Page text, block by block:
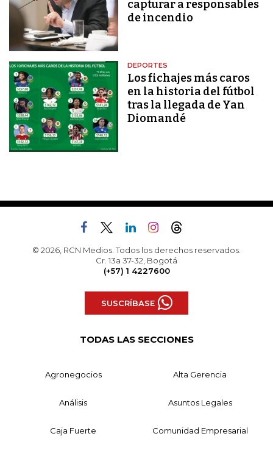
capturar a responsables
de incendio
DEPORTES
Los fichajes más caros
en la historia del fútbol
tras la llegada de Yan
Diomandé
© 2026, RCN Medios. Todos los derechos reservados.
Cr. 13a 37-32, Bogotá
(+57) 1 4227600
SUSCRÍBASE
TODAS LAS SECCIONES
Agronegocios Alta Gerencia
Análisis Asuntos Legales
Caja Fuerte Comunidad Empresarial